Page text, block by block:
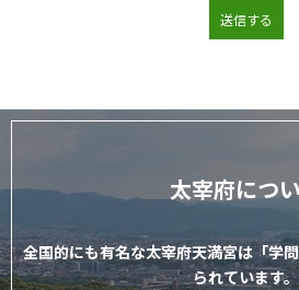
太宰府につ
全国的にも有名な太宰府天満宮は「学
られています。